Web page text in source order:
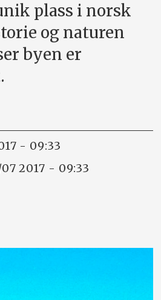
plass i norsk
og naturen
byen er
- 09:33
07 2017 - 09:33